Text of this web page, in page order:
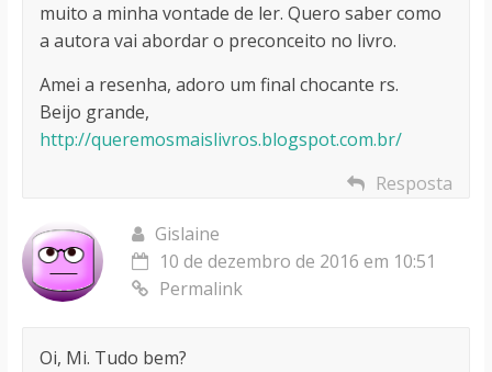
muito a minha vontade de ler. Quero saber como
a autora vai abordar o preconceito no livro.
Amei a resenha, adoro um final chocante rs.
Beijo grande,
http://queremosmaislivros.blogspot.com.br/
Resposta
Gislaine
10 de dezembro de 2016 em 10:51
Permalink
Oi, Mi. Tudo bem?